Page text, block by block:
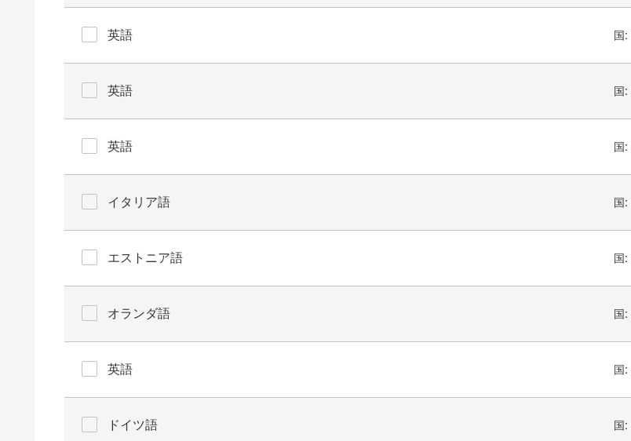
英語 国:
英語 国:
英語 国:
イタリア語 国:
エストニア語 国:
オランダ語 国:
英語 国:
ドイツ語 国: